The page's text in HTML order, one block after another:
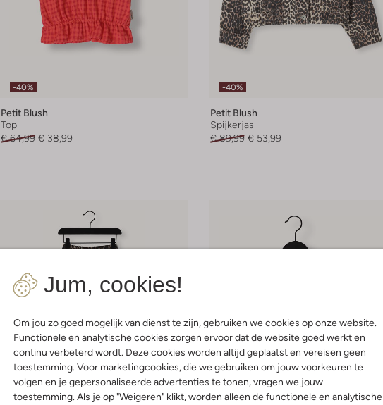
Jum, cookies!
Om jou zo goed mogelijk van dienst te zijn, gebruiken we cookies op onze website.
Functionele en analytische cookies zorgen ervoor dat de website goed werkt en
continu verbeterd wordt. Deze cookies worden altijd geplaatst en vereisen geen
toestemming. Voor marketingcookies, die we gebruiken om jouw voorkeuren te
volgen en je gepersonaliseerde advertenties te tonen, vragen we jouw
toestemming. Als je op "Weigeren" klikt, worden alleen de functionele en analytische
-40%
Petit Blush
Top
€ 64,99 € 38,99
-40%
Petit Blush
Spijkerjas
€ 89,99 € 53,99